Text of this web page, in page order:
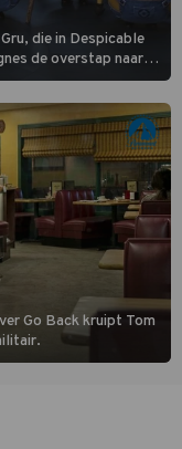
die in Despicable
de overstap naar
te blijven.
Go Back kruipt Tom